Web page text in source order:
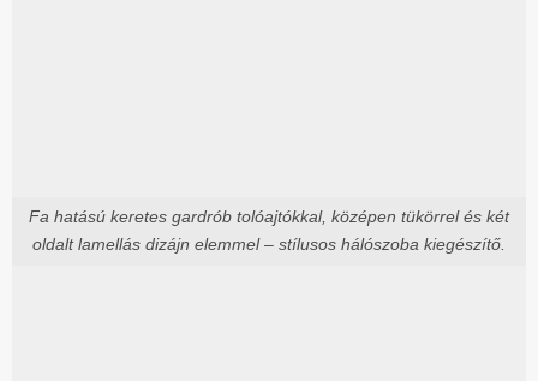
Fa hatású keretes gardrób tolóajtókkal, középen tükörrel és két
oldalt lamellás dizájn elemmel – stílusos hálószoba kiegészítő.